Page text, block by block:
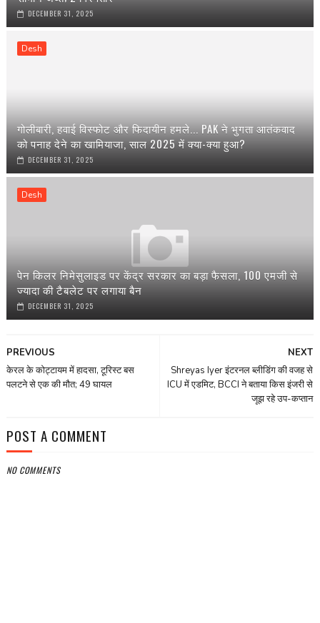
DECEMBER 31, 2025
Desh
गोलीबारी, हवाई विस्फोट और फिदायीन हमले... PAK ने भुगता आतंकवाद
को पनाह देने का खामियाजा, साल 2025 में क्या-क्या हुआ?
DECEMBER 31, 2025
Desh
पेन किलर निमेसुलाइड पर केंद्र सरकार का बड़ा फैसला, 100 एमजी से
ज्यादा की टैबलेट पर लगाया बैन
DECEMBER 31, 2025
NEXT
Shreyas Iyer इंटरनल ब्लीडिंग की वजह से
ICU में एडमिट, BCCI ने बताया किस इंजरी से
जूझ रहे उप-कप्तान
PREVIOUS
केरल के कोट्टायम में हादसा, टूरिस्ट बस
पलटने से एक की मौत; 49 घायल
POST A COMMENT
NO COMMENTS